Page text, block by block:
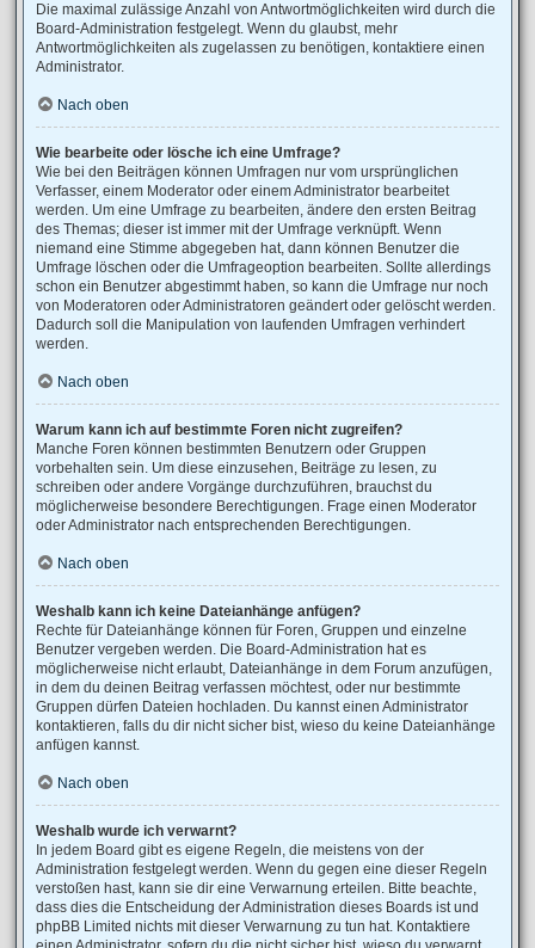
Die maximal zulässige Anzahl von Antwortmöglichkeiten wird durch die
Board-Administration festgelegt. Wenn du glaubst, mehr
Antwortmöglichkeiten als zugelassen zu benötigen, kontaktiere einen
Administrator.
Nach oben
Wie bearbeite oder lösche ich eine Umfrage?
Wie bei den Beiträgen können Umfragen nur vom ursprünglichen
Verfasser, einem Moderator oder einem Administrator bearbeitet
werden. Um eine Umfrage zu bearbeiten, ändere den ersten Beitrag
des Themas; dieser ist immer mit der Umfrage verknüpft. Wenn
niemand eine Stimme abgegeben hat, dann können Benutzer die
Umfrage löschen oder die Umfrageoption bearbeiten. Sollte allerdings
schon ein Benutzer abgestimmt haben, so kann die Umfrage nur noch
von Moderatoren oder Administratoren geändert oder gelöscht werden.
Dadurch soll die Manipulation von laufenden Umfragen verhindert
werden.
Nach oben
Warum kann ich auf bestimmte Foren nicht zugreifen?
Manche Foren können bestimmten Benutzern oder Gruppen
vorbehalten sein. Um diese einzusehen, Beiträge zu lesen, zu
schreiben oder andere Vorgänge durchzuführen, brauchst du
möglicherweise besondere Berechtigungen. Frage einen Moderator
oder Administrator nach entsprechenden Berechtigungen.
Nach oben
Weshalb kann ich keine Dateianhänge anfügen?
Rechte für Dateianhänge können für Foren, Gruppen und einzelne
Benutzer vergeben werden. Die Board-Administration hat es
möglicherweise nicht erlaubt, Dateianhänge in dem Forum anzufügen,
in dem du deinen Beitrag verfassen möchtest, oder nur bestimmte
Gruppen dürfen Dateien hochladen. Du kannst einen Administrator
kontaktieren, falls du dir nicht sicher bist, wieso du keine Dateianhänge
anfügen kannst.
Nach oben
Weshalb wurde ich verwarnt?
In jedem Board gibt es eigene Regeln, die meistens von der
Administration festgelegt werden. Wenn du gegen eine dieser Regeln
verstoßen hast, kann sie dir eine Verwarnung erteilen. Bitte beachte,
dass dies die Entscheidung der Administration dieses Boards ist und
phpBB Limited nichts mit dieser Verwarnung zu tun hat. Kontaktiere